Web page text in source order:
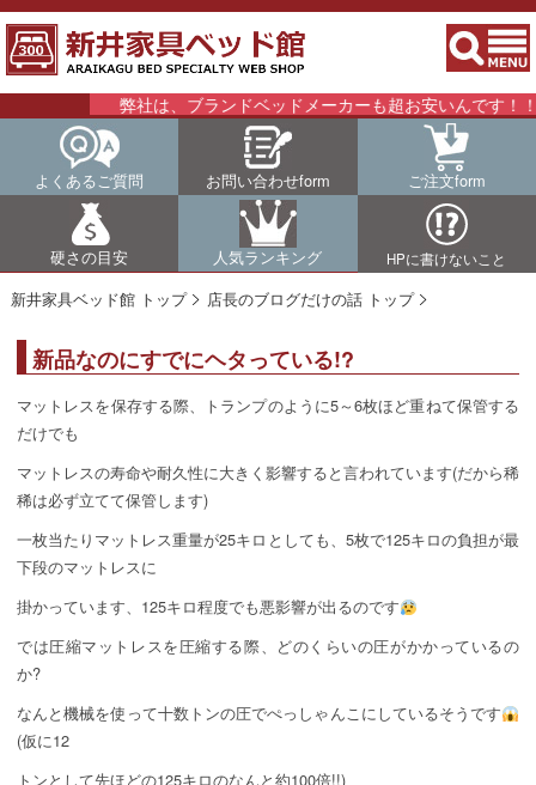
弊社は、ブランドベッドメーカーも超お安いんです！！詳
よくあるご質問 お問い合わせform ご注文form
硬さの目安 人気ランキング HPに書けないこと
新井家具ベッド館 トップ 店長のブログだけの話 トップ
新品なのにすでにヘタっている!?
マットレスを保存する際、トランプのように5～6枚ほど重ねて保管する
だけでも
マットレスの寿命や耐久性に大きく影響すると言われています(だから稀
稀は必ず立てて保管します)
一枚当たりマットレス重量が25キロとしても、5枚で125キロの負担が最
下段のマットレスに
掛かっています、125キロ程度でも悪影響が出るのです
では圧縮マットレスを圧縮する際、どのくらいの圧がかかっているの
か?
なんと機械を使って十数トンの圧でぺっしゃんこにしているそうです
(仮に12
トンとして先ほどの125キロのなんと約100倍!!)